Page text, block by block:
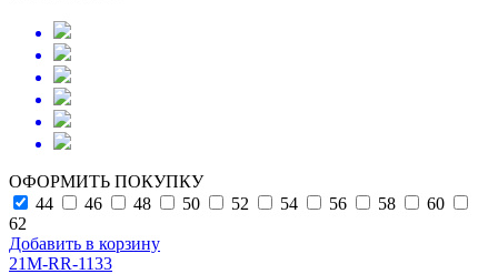
ОФОРМИТЬ ПОКУПКУ
44
46 48 50 52 54 56 58
60
62
Добавить в корзину
21M-RR-1133